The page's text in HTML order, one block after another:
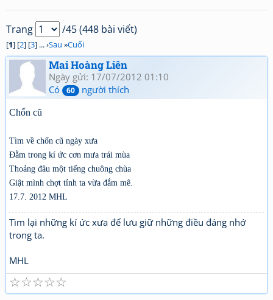
Trang /45 (448 bài viết)
[1] [2] [3] ... ›Sau »Cuối
Mai Hoàng Liên
Ngày gửi: 17/07/2012 01:10
Có
60 người thích
Chốn cũ
Tìm về chốn cũ ngày xưa
Đằm trong kí ức cơn mưa trái mùa
Thoảng đâu một tiếng chuông chùa
Giật mình chợt tỉnh ta vừa đắm mê.
17.7. 2012 MHL
Tìm lại những kí ức xưa để lưu giữ những điều đáng nhớ
trong ta.
MHL
☆
☆
☆
☆
☆